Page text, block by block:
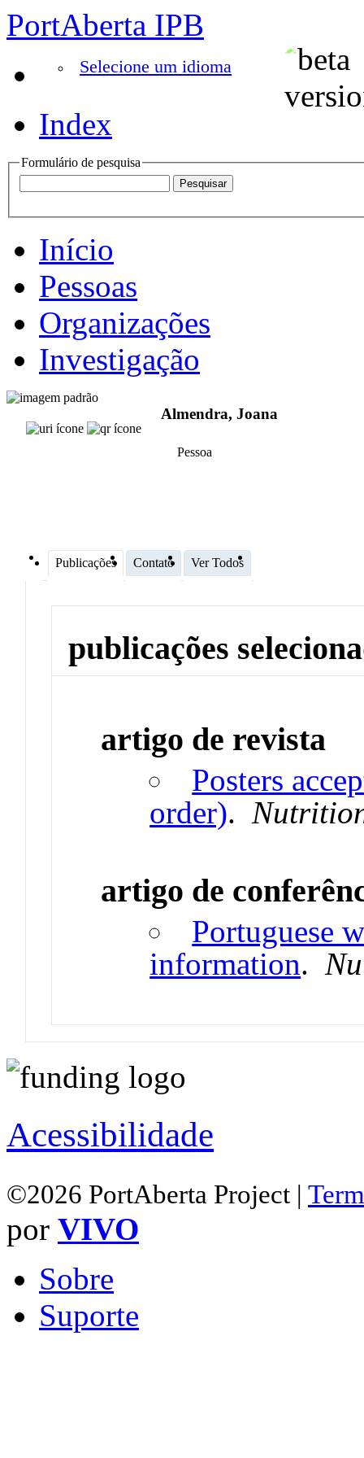
PortAberta IPB
Selecione um idioma
Index
Formulário de pesquisa
Início
Pessoas
Organizações
Investigação
Almendra, Joana
Pessoa
Publicações Contato Ver Todos
publicações
artigo de revista
Posters
order).
artigo de
Portuguese
information.
Acessibilidade
©2026 PortAberta Project |
por VIVO
Sobre
Suporte